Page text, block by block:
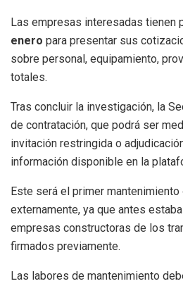
Las empresas interesadas tienen
enero para presentar sus
sobre personal, equipamiento,
totales.
Tras concluir la investigación, la
de contratación, que podrá ser
invitación restringida o
información disponible en la
Este será el primer mantenimiento
externamente, ya que antes
empresas constructoras de los
firmados previamente.
Las labores de mantenimiento